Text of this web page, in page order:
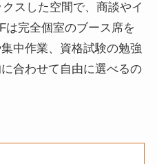
スした空間で、商談やイ
は完全個室のブース席を
中作業、資格試験の勉強
合わせて自由に選べるの